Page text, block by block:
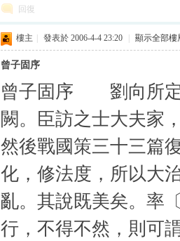
回復
樓主 發表於 2006-4-4 23:20 顯示全部樓
曾子固序
曾子固序 劉向所定
闕。臣訪之士大夫家
然後戰國策三十三
化，修法度，所以大
亂。其說既美矣。率
行，不得不然，則可